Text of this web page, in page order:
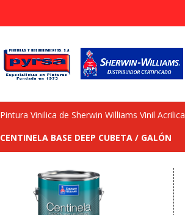
Pintura Vinilica de Sherwin Williams Vinil Acrilica
CENTINELA BASE DEEP CUBETA / GALÓN